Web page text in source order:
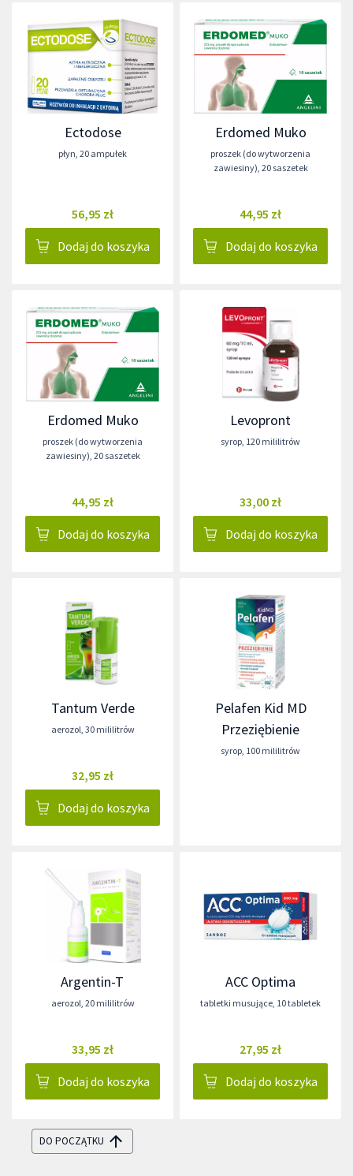
Ectodose
płyn 20 ampułek
56,95 zł
Dodaj do koszyka
Erdomed Muko
proszek (do wytworzenia
zawiesiny) 20 saszetek
44,95 zł
Dodaj do koszyka
Erdomed Muko
proszek (do wytworzenia
zawiesiny) 20 saszetek
44,95 zł
Dodaj do koszyka
Levopront
syrop 120 mililitrów
33,00 zł
Dodaj do koszyka
Tantum Verde
aerozol 30 mililitrów
32,95 zł
Dodaj do koszyka
Pelafen Kid MD
Przeziębienie
syrop 100 mililitrów
Argentin-T
aerozol 20 mililitrów
33,95 zł
Dodaj do koszyka
ACC Optima
tabletki musujące 10 tabletek
27,95 zł
Dodaj do koszyka
DO POCZĄTKU